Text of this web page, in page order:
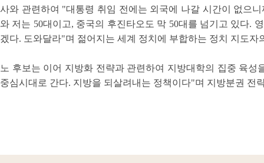
사와 관련하여 "대통령 취임 전에는 외국에 나갈 시간이 없으
와 저는 50대이고, 중국의 후진타오도 막 50대를 넘기고 있다.
겠다. 도와달라"며 젊어지는 세계 정치에 부합하는 정치 지도자
노 후보는 이어 지방화 전략과 관련하여 지방대학의 집중 육
중심시대로 간다. 지방을 되살려내는 정책이다"며 지방분권 전